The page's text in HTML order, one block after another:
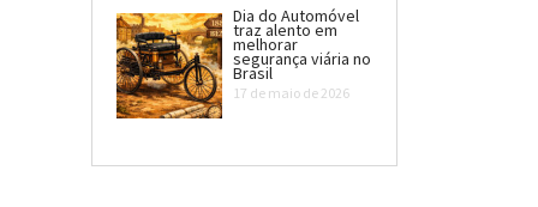
Dia do Automóvel
traz alento em
melhorar
segurança viária no
Brasil
17 de maio de 2026